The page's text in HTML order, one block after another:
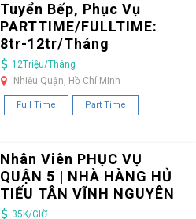
Tuyển Bếp, Phục Vụ
PARTTIME/FULLTIME:
8tr-12tr/Tháng
12Triệu/Tháng
Nhiều Quận, Hồ Chí Minh
Full Time Part Time
Nhân Viên PHỤC VỤ
QUẬN 5 | NHÀ HÀNG HỦ
TIẾU TÂN VĨNH NGUYÊN
35K/GIỜ